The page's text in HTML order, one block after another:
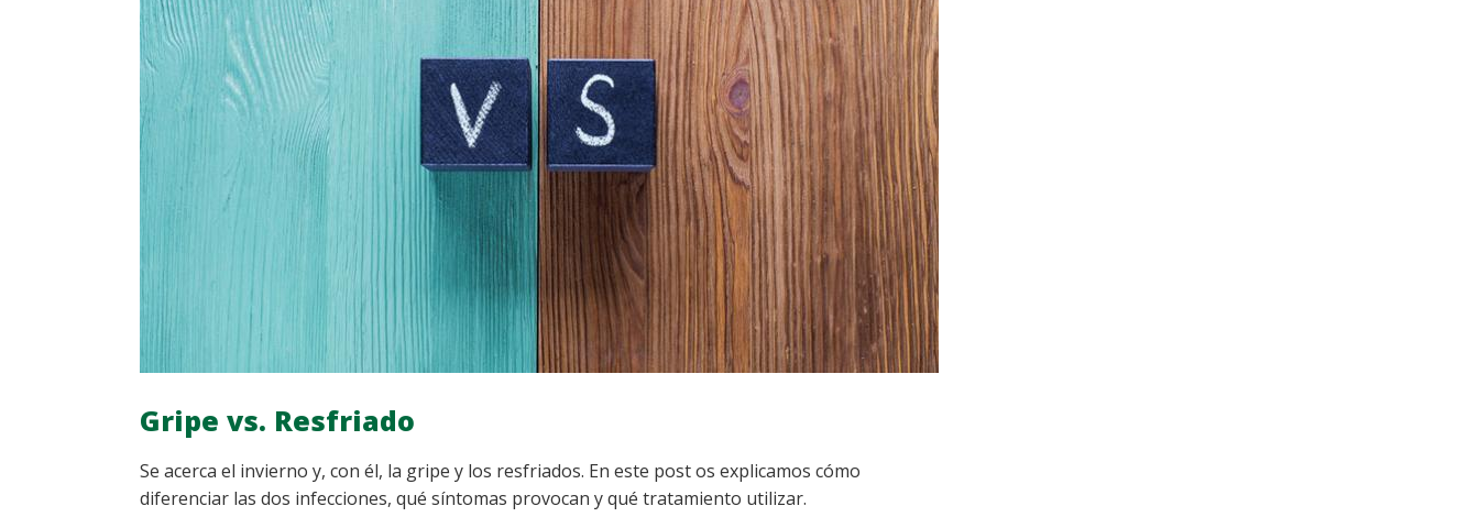
Gripe vs. Resfriado
Se acerca el invierno y, con él, la gripe y los resfriados. En este post os explicamos cómo
diferenciar las dos infecciones, qué síntomas provocan y qué tratamiento utilizar.